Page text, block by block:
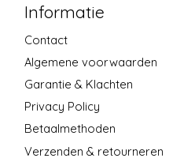
Informatie
Contact
Algemene voorwaarden
Garantie & Klachten
Privacy Policy
Betaalmethoden
Verzenden & retourneren